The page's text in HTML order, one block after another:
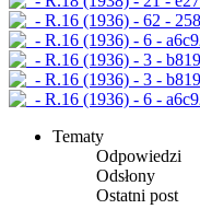
Tematy
Odpowiedzi
Odsłony
Ostatni post